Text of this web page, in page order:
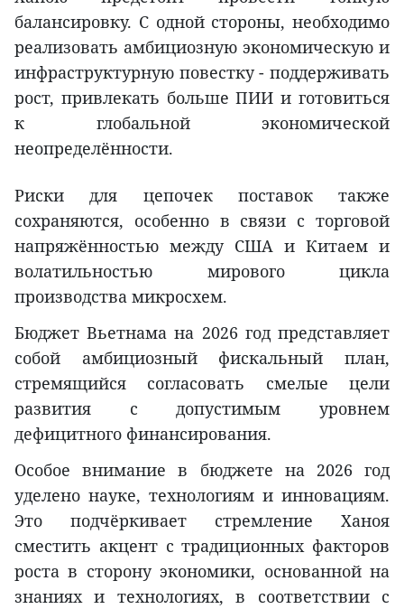
балансировку. С одной стороны, необходимо
реализовать амбициозную экономическую и
инфраструктурную повестку - поддерживать
рост, привлекать больше ПИИ и готовиться
к глобальной экономической
неопределённости.
Риски для цепочек поставок также
сохраняются, особенно в связи с торговой
напряжённостью между США и Китаем и
волатильностью мирового цикла
производства микросхем.
Бюджет Вьетнама на 2026 год представляет
собой амбициозный фискальный план,
стремящийся согласовать смелые цели
развития с допустимым уровнем
дефицитного финансирования.
Особое внимание в бюджете на 2026 год
уделено науке, технологиям и инновациям.
Это подчёркивает стремление Ханоя
сместить акцент с традиционных факторов
роста в сторону экономики, основанной на
знаниях и технологиях, в соответствии с